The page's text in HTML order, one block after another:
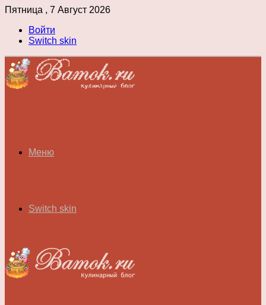
Пятница , 7 Август 2026
Войти
Switch skin
Меню
Switch skin